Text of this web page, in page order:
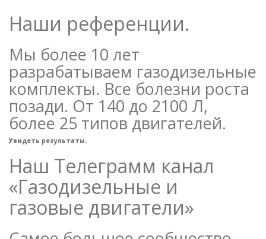
Наши референции.
Мы более 10 лет
разрабатываем газодизельные
комплекты. Все болезни роста
позади. От 140 до 2100 Л,
более 25 типов двигателей.
Увидеть результаты.
Наш Телеграмм канал
«Газодизельные и
газовые двигатели»